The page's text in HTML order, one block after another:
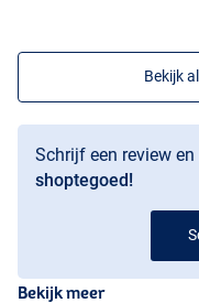
Bekijk
Schrijf een review
shoptegoed!
Bekijk meer